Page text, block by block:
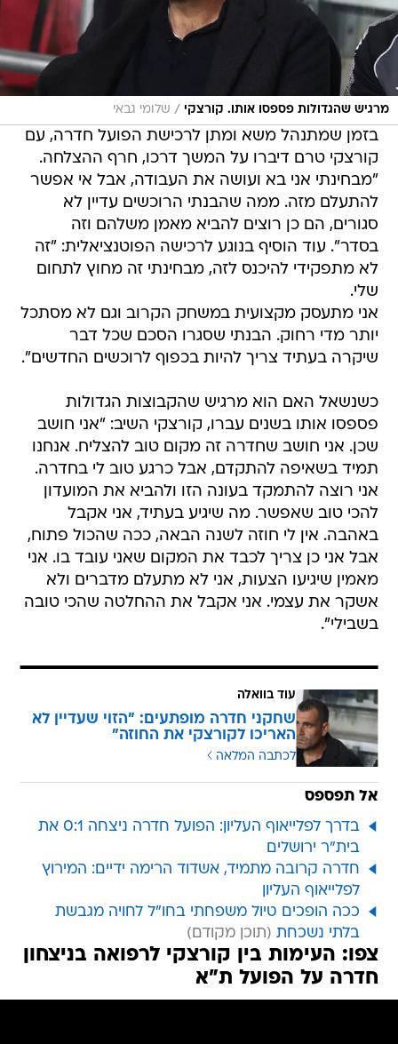
מרגיש שהגדולות פספסו אותו. קורצקי / שלומי גבאי
בזמן שמתנהל משא ומתן לרכישת הפועל חדרה, עם
קורצקי טרם דיברו על המשך דרכו, חרף ההצלחה.
"מבחינתי אני בא ועושה את העבודה, אבל אי אפשר
להתעלם מזה. ממה שהבנתי הרוכשים עדיין לא
סגורים, הם כן רוצים להביא מאמן משלהם וזה
בסדר". עוד הוסיף בנוגע לרכישה הפוטנציאלית: "זה
לא מתפקידי להיכנס לזה, מבחינתי זה מחוץ לתחום
שלי.
אני מתעסק מקצועית במשחק הקרוב וגם לא מסתכל
יותר מדי רחוק. הבנתי שסגרו הסכם שכל דבר
שיקרה בעתיד צריך להיות בכפוף לרוכשים החדשים".
כשנשאל האם הוא מרגיש שהקבוצות הגדולות
פספסו אותו בשנים עברו, קורצקי השיב: "אני חושב
שכן. אני חושב שחדרה זה מקום טוב להצליח. אנחנו
תמיד בשאיפה להתקדם, אבל כרגע טוב לי בחדרה.
אני רוצה להתמקד בעונה הזו ולהביא את המועדון
להכי טוב שאפשר. מה שיגיע בעתיד, אני אקבל
באהבה. אין לי חוזה לשנה הבאה, ככה שהכול פתוח,
אבל אני כן צריך לכבד את המקום שאני עובד בו. אני
מאמין שיגיעו הצעות, אני לא מתעלם מדברים ולא
אשקר את עצמי. אני אקבל את ההחלטה שהכי טובה
בשבילי".
עוד בוואלה
שחקני חדרה מופתעים: "הזוי שעדיין לא
האריכו לקורצקי את החוזה"
לכתבה המלאה
אל תפספס
בדרך לפלייאוף העליון: הפועל חדרה ניצחה 0:1 את
בית"ר ירושלים
חדרה קרובה מתמיד, אשדוד הרימה ידיים: המירוץ
לפלייאוף העליון
ככה הופכים טיול משפחתי בחו"ל לחויה מגבשת
בלתי נשכחת
צפו: העימות בין קורצקי לרפואה בניצחון
חדרה על הפועל ת"א